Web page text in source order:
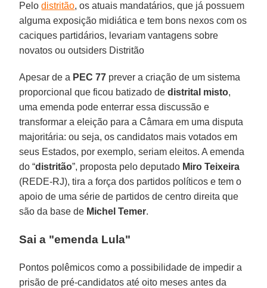
Pelodistritão, os atuais mandatários, que já possuem
alguma exposição midiática e tem bons nexos com os
caciques partidários, levariam vantagens sobre
novatos ou outsiders Distritão
Apesar de a PEC 77 prever a criação de um sistema
proporcional que ficou batizado dedistrital misto,
uma emenda pode enterrar essa discussão e
transformar a eleição para a Câmara em uma disputa
majoritária: ou seja, os candidatos mais votados em
seus Estados, por exemplo, seriam eleitos. A emenda
do “distritão”, proposta pelo deputado Miro Teixeira
(REDE-RJ), tira a força dos partidos políticos e tem o
apoio de uma série de partidos de centro direita que
são da base de Michel Temer.
Sai a "emenda Lula"
Pontos polêmicos como a possibilidade de impedir a
prisão de pré-candidatos até oito meses antes da